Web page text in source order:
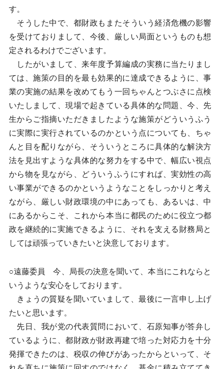
す。
そうした中で、都財政もまたそういう経済危機の影響
を受けておりまして、今後、厳しい局面というものも想
定されるわけでございます。
したがいまして、来年度予算編成の実務に当たりまし
ては、施策の目的を最も効果的に達成できるように、事
業の実施の結果を改めてもう一回ちゃんとつぶさに点検
いたしまして、現場で起きている具体的な問題、今、先
生からご指摘いただきましたような施策がどういうふう
に実際に実行されているのかという点についても、ちゃ
んと目を配りながら、そういうところに具体的な解決方
法を見出すような具体的な努力をする中で、幅広い視点
から物を見ながら、どういうふうにすれば、実効性の高
い事業ができるのかというようなことをしっかりと考え
ながら、厳しい財政環境の中にあっても、あるいは、中
にあるからこそ、これから本当に都民のために役立つ都
政を継続的に実施できるように、それを支える財務局と
しては頑張っていきたいと決意しております。
○遠藤委員 今、局長の決意を聞いて、本当にこれならと
いうような安心をしております。
きょうの質疑を聞いていまして、最後に一言申し上げ
たいと思います。
先日、我が党の代表質問において、石原知事が答弁し
ているように、都財政が財政再建で培った対応力を十分
発揮できたのは、税収の伸びがあったからといって、そ